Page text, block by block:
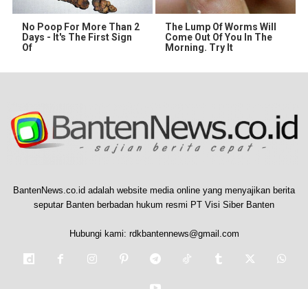
No Poop For More Than 2
Days - It's The First Sign
Of
The Lump Of Worms Will
Come Out Of You In The
Morning. Try It
BantenNews.co.id adalah website media online yang menyajikan berita
seputar Banten berbadan hukum resmi PT Visi Siber Banten
Hubungi kami: rdkbantennews@gmail.com